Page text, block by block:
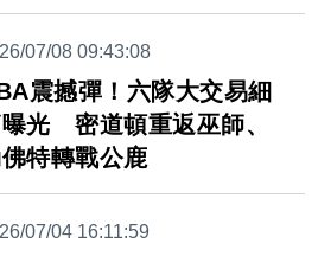
07/08 09:43:08
震撼彈！六隊大交易細
光 密道頓重返巫師、
特轉戰公鹿
07/04 16:11:59